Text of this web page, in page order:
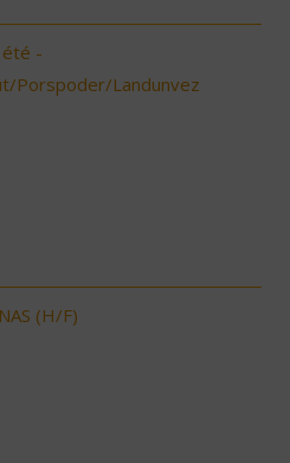
été -
Porspoder/Landunvez
(H/F)